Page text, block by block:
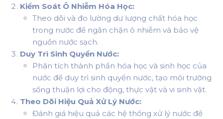
Kiểm Soát Ô Nhiễm Hóa Học:
Theo dõi và đo lường dư lượng chất hóa học
trong nước để ngăn chặn ô nhiễm và bảo vệ
nguồn nước sạch.
Duy Trì Sinh Quyển Nước:
Phân tích thành phần hóa học và sinh học của
nước để duy trì sinh quyển nước, tạo môi trường
sống thuận lợi cho động, thực vật và vi sinh vật.
Theo Dõi Hiệu Quả Xử Lý Nước:
Đánh giá hiệu quả các hệ thống xử lý nước để